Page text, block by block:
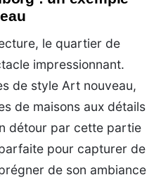
le quartier de
impressionnant.
de style Art nouveau,
de maisons aux détails
détour par cette partie
pour capturer de
de son ambiance